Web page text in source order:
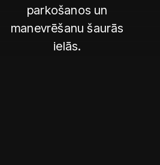
parkošanos un
manevrēšanu šaurās
ielās.